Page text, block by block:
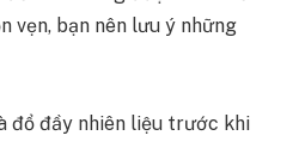
vẹn, bạn nên lưu ý những
đổ đầy nhiên liệu trước khi